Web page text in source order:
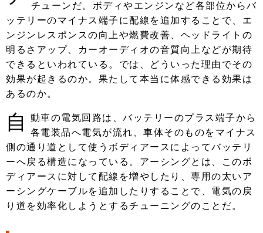
チューンだ。ボディやエンジンなど各部位からバ
ッテリーのマイナス端子に配線を追加することで、エ
ンジンレスポンスの向上や燃費改善、ヘッドライトの
明るさアップ、カーオーディオの音質向上などが期待
できるといわれている。では、どういった理由でその
効果が起きるのか。果たして本当に体感できる効果は
あるのか。
自
動車の電気回路は、バッテリーのプラス端子から
各電装品へ電気が流れ、車体そのものをマイナス
側の通り道として使うボディアースによってバッテリ
ーへ戻る構造になっている。アーシングとは、このボ
ディアースに対して配線を増やしたり、専用の太いア
ーシングケーブルを追加したりすることで、電気の戻
り道を効率化しようとするチューニングのことだ。